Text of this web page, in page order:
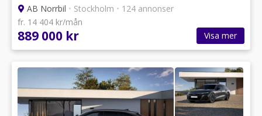
AB Norrbil • Stockholm • 124 annonser
fr. 14 404 kr/mån
889 000 kr Visa mer